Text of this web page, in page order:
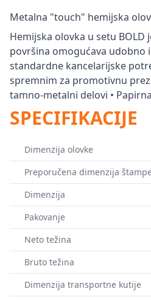
Metalna "touch" hemijska
Hemijska olovka u setu
površina omogućava udobno
standardne kancelarijske
spremnim za promotivnu
tamno-metalni delovi •
SPECIFIKACIJE
Dimenzija olovke
Preporučena dimenzija
Dimenzija
Pakovanje
Neto težina
Bruto težina
Dimenzija transportne kutije